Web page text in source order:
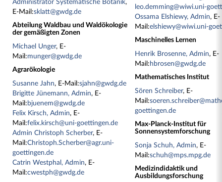
Administrator Systematische Botanik,
E-Mail:sklatt@gwdg.de
Abteilung Waldbau und Waldökologie
der gemäßigten Zonen
Michael Unger, E-
Mail:munger@gwdg.de
Agrarökologie
Susanne Jahn, E-Mail:sjahn@gwdg.de
Brigitte Jünemann, Admin, E-
Mail: bjuenem@gwdg.de
Felix Kirsch, Admin, E-
Mail:felix.kirsch@uni-goettingen.de
Admin Christoph Scherber, E-
Mail:Christoph.Scherber@agr.uni-
goettingen.de
Catrin Westphal, Admin, E-
Mail:cwestph@gwdg.de
leo.demming@wiwi.uni-
Ossama Elshiewy, Admin, E-
Mail:elshiewy@wiwi.uni-
Maschinelles Lernen
Henrik Brosenne, Admin, E-
Mail: hbrosen@gwdg.de
Mathematisches Institut
Sören Schreiber, E-
Mail:
goettingen.de
Max-Planck-Institut für
Sonnensystemforschung
Sonja Schuh, Admin, E-
Mail:schuh@mps.mpg.de
Medizindidaktik und
Ausbildungsforschung